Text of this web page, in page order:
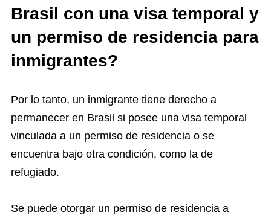
Brasil con una visa temporal y
un permiso de residencia para
inmigrantes?
Por lo tanto, un inmigrante tiene derecho a
permanecer en Brasil si posee una visa temporal
vinculada a un permiso de residencia o se
encuentra bajo otra condición, como la de
refugiado.
Se puede otorgar un permiso de residencia a